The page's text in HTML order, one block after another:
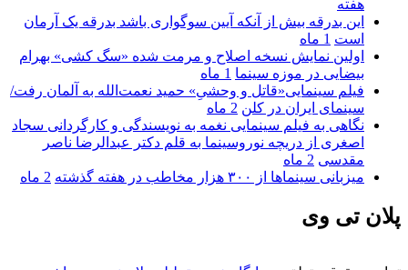
هفته
این بدرقه بیش از آنکه آیین سوگواری باشد بدرقه یک آرمان
است 1 ماه
اولین نمایش نسخه اصلاح و مرمت شده «سگ کشی» بهرام
بیضایی در موزه سینما 1 ماه
فیلم سینمایی«قاتل و وحشیِ» حمید نعمت‌الله به آلمان رفت/
سینمای ایران در کلن 2 ماه
نگاهی به فیلم سینمایی نغمه به نویسندگی و کارگردانی سجاد
اصغری از دریچه نوروسینما به قلم دکتر عبدالرضا ناصر
مقدسی 2 ماه
میزبانی سینماها از ۳۰۰ هزار مخاطب در هفته گذشته
2 ماه
پلان تی وی